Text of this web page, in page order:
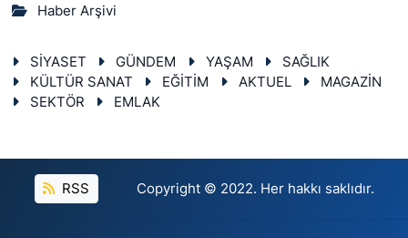
Haber Arşivi
SİYASET GÜNDEM YAŞAM
SAĞLIK
KÜLTÜR SANAT
EĞİTİM AKTUEL
MAGAZİN
SEKTÖR
EMLAK
RSS Copyright © 2022. Her hakkı saklıdır.